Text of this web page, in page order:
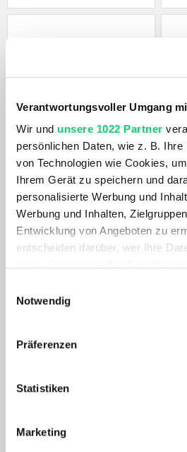
Verantwortungsvoller Umgang
Wir und unsere 1022 Partner
persönlichen Daten, wie z. B.
von Technologien wie Cookies,
Ihrem Gerät zu speichern und
personalisierte Werbung und
Werbung und Inhalten,
Entwicklung von Angeboten zu
entscheiden darüber, wer Ihre
Trigger Symbol ändern oder
Informationen über Ihre
können
bestimmten Merkmalen
Erfahren Sie mehr darüber, wie
Notwendig
Präferenzen
Statistiken
Marketing
ON
Herren Cloudhorizon 2 WP
199,99 €
139,99 €
ON
159,99 €